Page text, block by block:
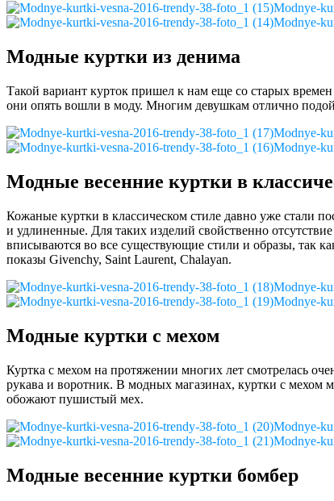
Modnye-
Modnye-
Модные куртки из денима
Такой вариант курток пришел к нам еще со старых
они опять вошли в моду. Многим девушкам отлично
Modnye-
Modnye-
Модные весенние куртки в
Кожаные куртки в классическом стиле давно уже стали
и удлиненные. Для таких изделий свойственно
вписываются во все существующие стили и образы, так
показы Givenchy, Saint Laurent, Chalayan.
Modnye-
Modnye-
Модные куртки с мехом
Куртка с мехом на протяжении многих лет смотрелась
рукава и воротник. В модных магазинах, куртки с мехом
обожают пушистый мех.
Modnye-
Modnye-
Модные весенние куртки бомбер